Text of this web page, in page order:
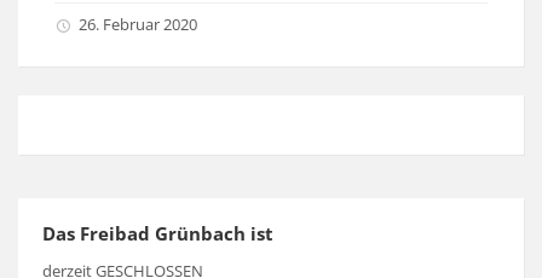
26. Februar 2020
Das Freibad Grünbach ist
derzeit GESCHLOSSEN